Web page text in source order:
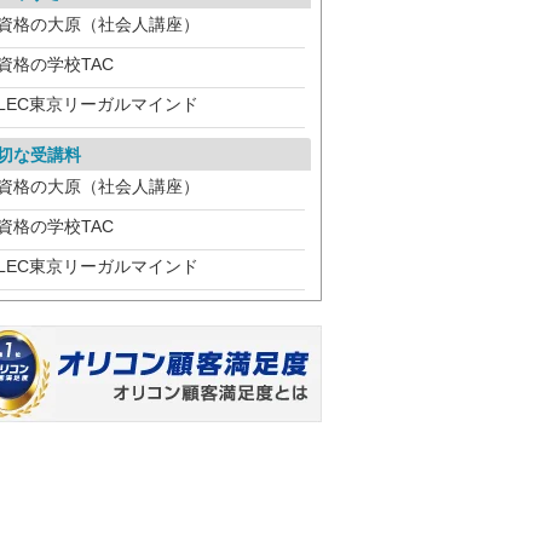
格の大原（社会人講座）
格の学校TAC
東京リーガルマインド
な受講料
格の大原（社会人講座）
格の学校TAC
東京リーガルマインド